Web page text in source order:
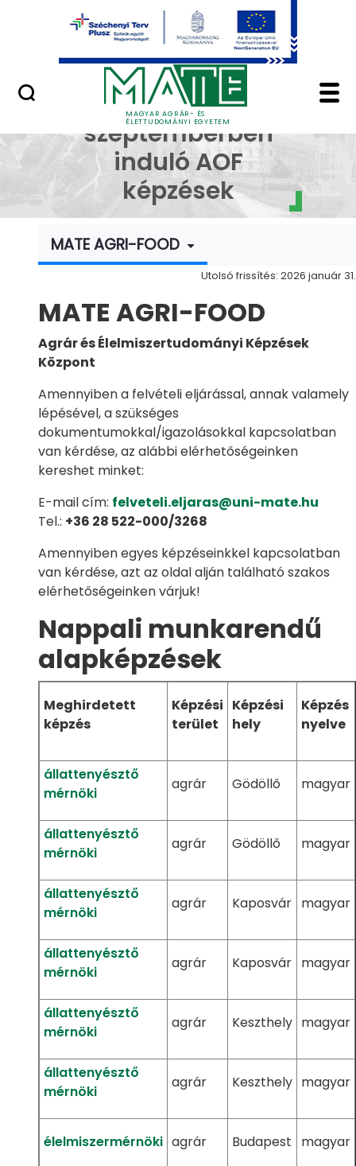
Ugrás a fő tartalomhoz
MAGYAR AGRÁR- ÉS
ÉLETTUDOMÁNYI EGYETEM
Minőségügy
Felvételi 2026 -
Felvételi 2026 -
szeptemberben
induló AOF
képzések
MATE AGRI-FOOD
Utolsó frissítés: 2026 január 31.
MATE AGRI-FOOD
Agrár és Élelmiszertudományi Képzések
Központ
Amennyiben a felvételi eljárással, annak valamely
lépésével, a szükséges
dokumentumokkal/igazolásokkal kapcsolatban
van kérdése, az alábbi elérhetőségeinken
kereshet minket:
E-mail cím: felveteli.eljaras@uni-mate.hu
Tel.: +36 28 522-000/3268
Amennyiben egyes képzéseinkkel kapcsolatban
van kérdése, azt az oldal alján található szakos
elérhetőségeinken várjuk!
Nappali munkarendű
alapképzések
Meghirdetett
képzés
Képzési
terület
Képzési
hely
Képzés
nyelve
állattenyésztő
mérnöki
agrár Gödöllő magyar
állattenyésztő
mérnöki
agrár Gödöllő magyar
állattenyésztő
mérnöki
agrár Kaposvár magyar
állattenyésztő
mérnöki
agrár Kaposvár magyar
állattenyésztő
mérnöki
agrár Keszthely magyar
állattenyésztő
mérnöki
agrár Keszthely magyar
élelmiszermérnöki agrár Budapest magyar